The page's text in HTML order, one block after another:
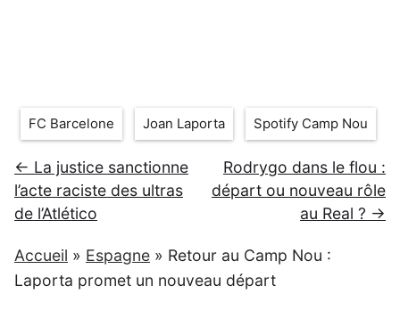
Étiquettes
FC Barcelone
Joan Laporta Spotify Camp Nou
← La justice sanctionne
l’acte raciste des ultras
de l’Atlético
Rodrygo dans le flou :
départ ou nouveau rôle
au Real ? →
Accueil » Espagne » Retour au Camp Nou :
Laporta promet un nouveau départ